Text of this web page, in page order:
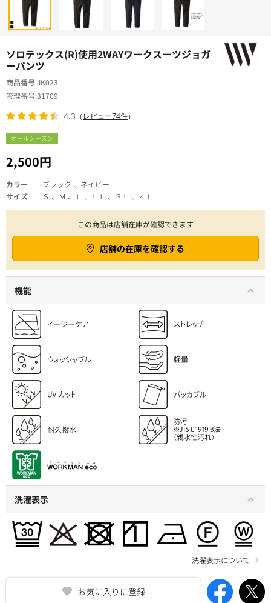
ソロテックス(R)使用2WAYワークスーツジョガ
ーパンツ
オールシーズン
2,500円
商品番号JK023
管理番号31709
4.3 （レビュー74件）
お気に入りに登録
カラー
ブラック 、ネイビー
サイズ
Ｓ 、Ｍ 、Ｌ 、ＬＬ 、３Ｌ 、４Ｌ
この商品は店舗在庫が確認できます
店舗の在庫を確認する
機能
洗濯表示
洗濯表示について